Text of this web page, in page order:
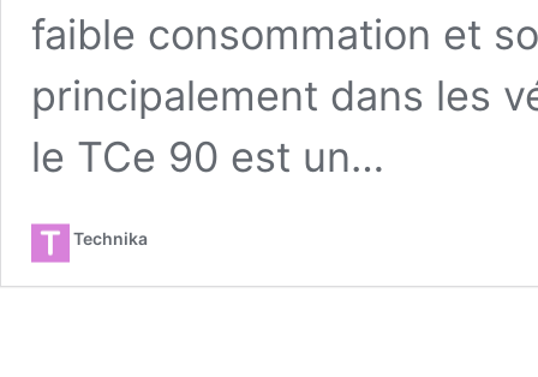
faible consommation et
principalement dans les
le TCe 90 est un…
Technika